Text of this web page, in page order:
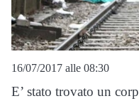
16/07/2017 alle 08:30
E’ stato trovato un